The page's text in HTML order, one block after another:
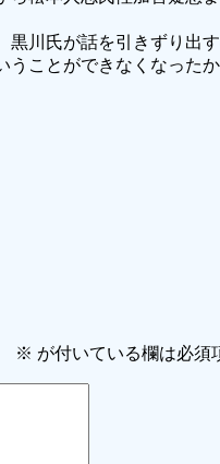
川氏が話を引きずり出
うことができなくなっ
※ が付いている欄は必須